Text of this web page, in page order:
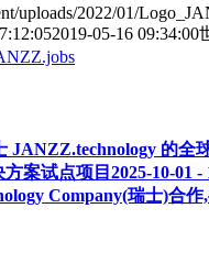
uploads/2022/01/
2019-05-16 09:34:00
JANZZ.technology 的全
案试点项目 2025-10-01 -
Company(瑞士)合